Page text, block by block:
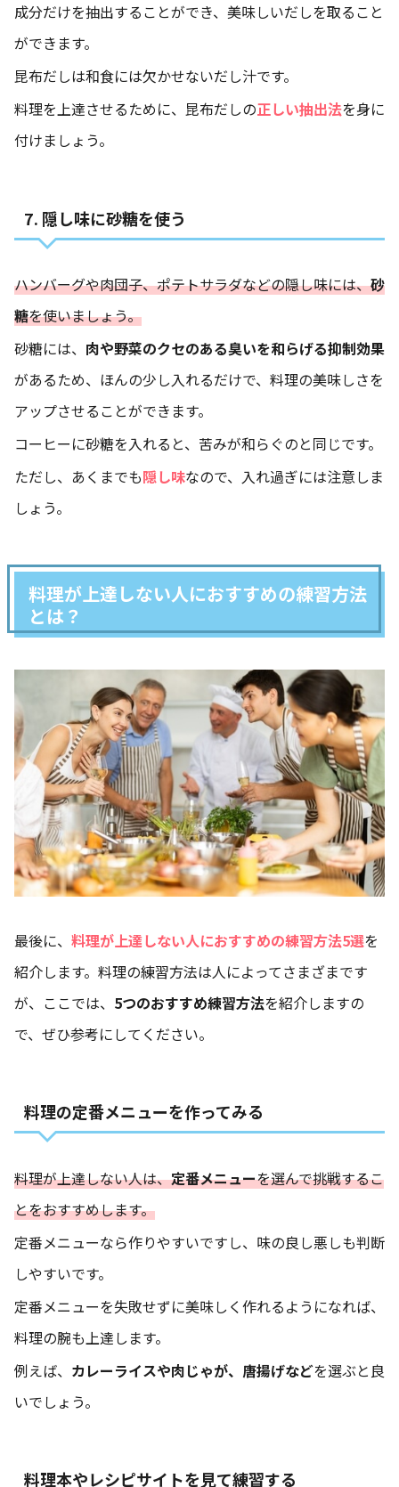
成分だけを抽出することができ、美味しいだしを取ること
ができます。
昆布だしは和食には欠かせないだし汁です。
料理を上達させるために、昆布だしの正しい抽出法を身に
付けましょう。
7. 隠し味に砂糖を使う
ハンバーグや肉団子、ポテトサラダなどの隠し味には、砂
糖を使いましょう。
砂糖には、 肉や野菜のクセのある臭いを和らげる抑制効果
があるため、ほんの少し入れるだけで、料理の美味しさを
アップさせることができます。
コーヒーに砂糖を入れると、苦みが和らぐのと同じです。
ただし、あくまでも隠し味なので、入れ過ぎには注意しま
しょう。
料理が上達しない人におすすめの練習方法
とは？
最後に、 料理が上達しない人におすすめの練習方法5選を
紹介します。料理の練習方法は人によってさまざまです
が、ここでは、 5つのおすすめ練習方法を紹介しますの
で、ぜひ参考にしてください。
料理の定番メニューを作ってみる
料理が上達しない人は、定番メニューを選んで挑戦するこ
とをおすすめします。
定番メニューなら作りやすいですし、味の良し悪しも判断
しやすいです。
定番メニューを失敗せずに美味しく作れるようになれば、
料理の腕も上達します。
例えば、 カレーライスや肉じゃが、唐揚げなどを選ぶと良
いでしょう。
料理本やレシピサイトを見て練習する